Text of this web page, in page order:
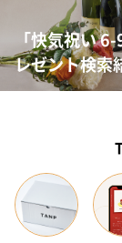
「快気祝い
レゼント検索